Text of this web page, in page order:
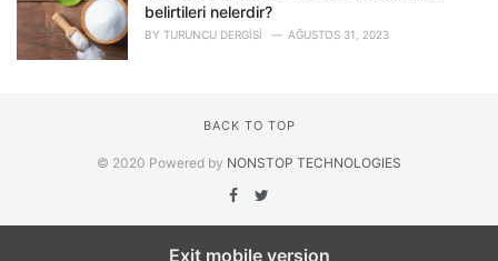
belirtileri nelerdir?
BY TURUNCU DERGISI AĞUSTOS 31, 2023
BACK TO TOP
© 2020 Powered by NONSTOP TECHNOLOGIES
Exit mobile version